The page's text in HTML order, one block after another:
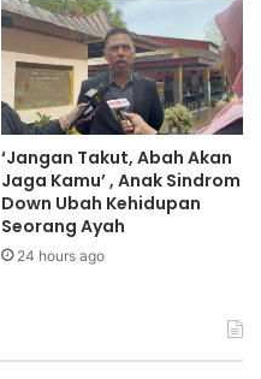
‘Jangan Takut, Abah Akan
Jaga Kamu’ , Anak Sindrom
Down Ubah Kehidupan
Seorang Ayah
24 hours ago